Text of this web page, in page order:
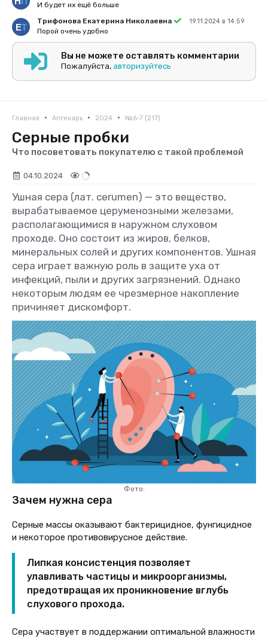
И будет их ещё больше
Трифонова Екатерина Николаевна
19.11.2024 в 14:59
Порой очень удобно
Вы не можете оставлять комментарии
Пожалуйста, авторизуйтесь
Главная • Аптекарь • 2024 • №6-7 (217)
Серные пробки
Что посоветовать покупателю с такой проблемой
04.10.2024
Ушная сера (лат. cerumen) — это вещество,
вырабатываемое церуменозными железами,
располагающимися в наружном слуховом
проходе. Оно состоит из жиров, белков,
минеральных солей и других компонентов. Ушная
сера играет важную роль в защите уха от
инфекций, пыли и других загрязнений. Однако
некоторым людям ее чрезмерное накопление
причиняет дискомфорт.
Фото:
Зачем нужна сера
Серные массы оказывают бактерицидное, фунгицидное
и некоторое противовирусное действие.
Липкая консистенция позволяет
улавливать частицы и микроорганизмы,
предотвращая их проникновение вглубь
слухового прохода.
Сера участвует в поддержании оптимальной влажности